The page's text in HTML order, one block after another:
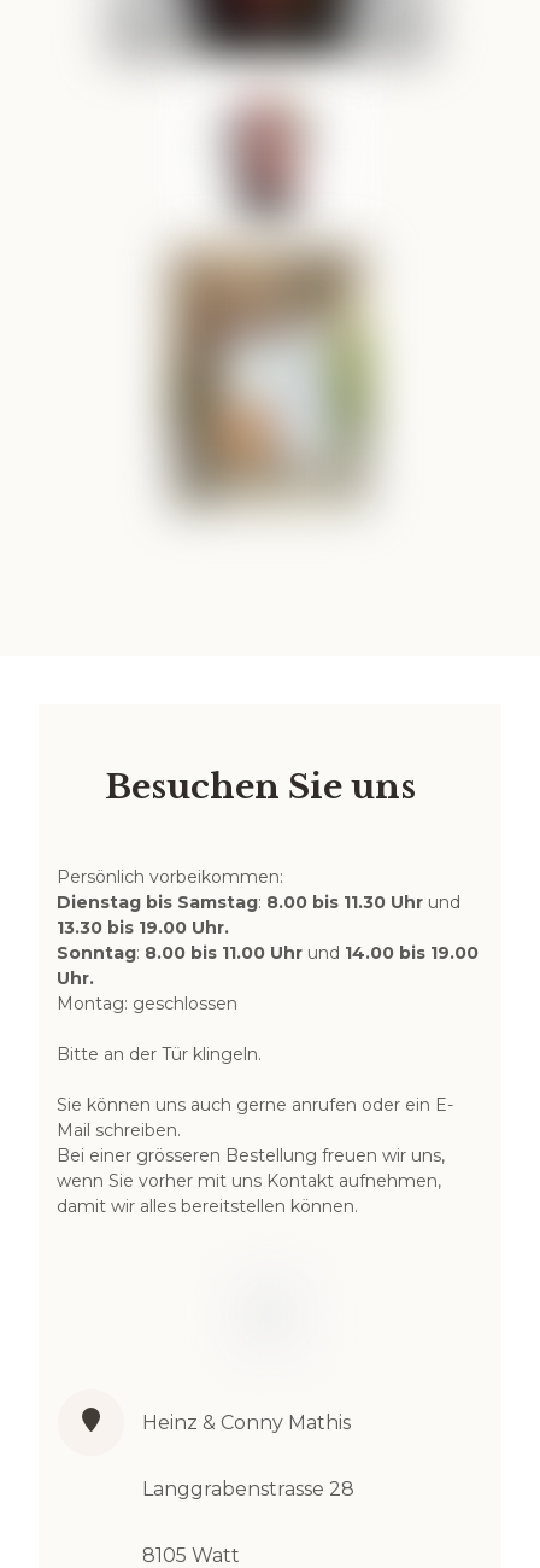
Besuchen Sie uns
Persönlich vorbeikommen:
Dienstag bis Samstag: 8.00 bis 11.30 Uhr und
13.30 bis 19.00 Uhr.
Sonntag: 8.00 bis 11.00 Uhr und 14.00 bis 19.00
Uhr.
Montag: geschlossen
Bitte an der Tür klingeln.
Sie können uns auch gerne anrufen oder ein E-
Mail schreiben.
Bei einer grösseren Bestellung freuen wir uns,
wenn Sie vorher mit uns Kontakt aufnehmen,
damit wir alles bereitstellen können.
Heinz & Conny Mathis
Langgrabenstrasse 28
8105 Watt